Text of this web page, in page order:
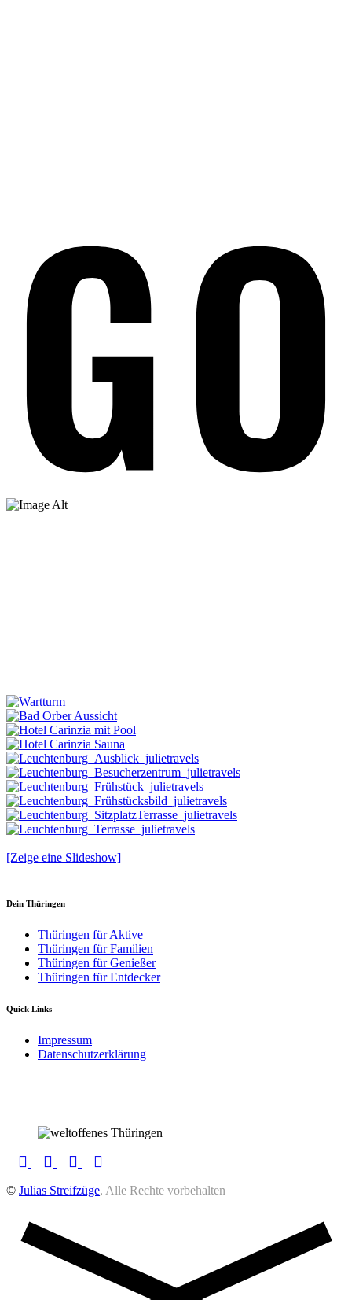
[Zeige eine Slideshow]
Dein Thüringen
Thüringen für Aktive
Thüringen für Familien
Thüringen für Genießer
Thüringen für Entdecker
Quick Links
Impressum
Datenschutzerklärung
© Julias Streifzüge, Alle Rechte vorbehalten